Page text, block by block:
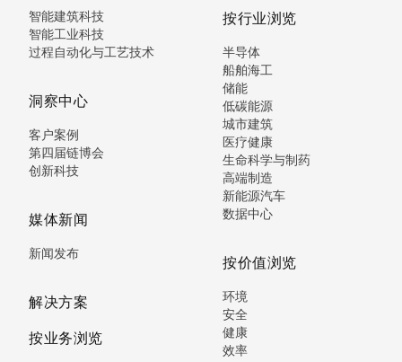
智能建筑科技
智能工业科技
过程自动化与工艺技术
洞察中心
客户案例
第四届链博会
创新科技
媒体新闻
新闻发布
解决方案
按业务浏览
按行业浏览
半导体
船舶海工
储能
低碳能源
城市建筑
医疗健康
生命科学与制药
高端制造
新能源汽车
数据中心
按价值浏览
环境
安全
健康
效率